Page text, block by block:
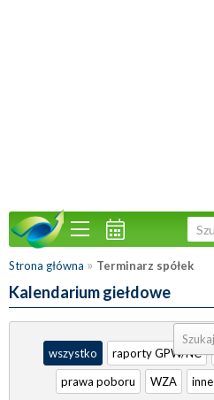
Strona główna » Terminarz spółek
Kalendarium giełdowe
Sortuj:
wszystko
raporty GPW/NC
prawa poboru
WZA inne